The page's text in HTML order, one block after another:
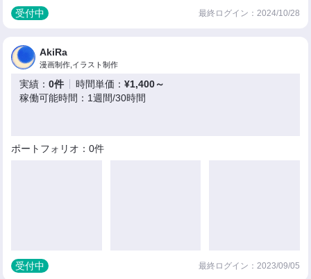
受付中 最終ログイン：2024/10/28
AkiRa
漫画制作,イラスト制作
実績：0件 時間単価：¥1,400～
稼働可能時間：1週間/30時間
ポートフォリオ：0件
受付中 最終ログイン：2023/09/05